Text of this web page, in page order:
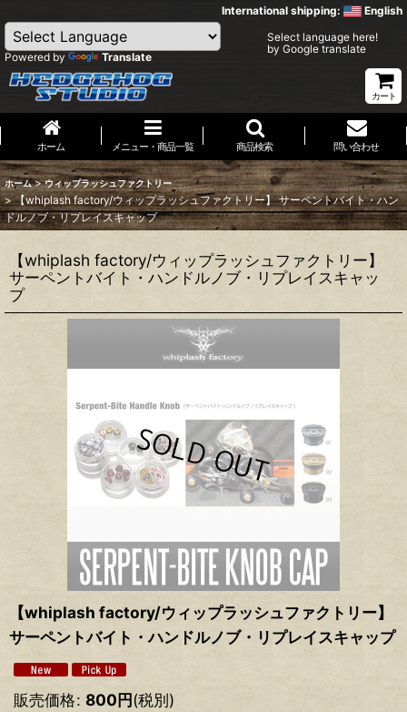
International shipping: English
Powered by Translate
Select language here!
by Google translate
カート
ホーム メニュー・商品一覧 商品検索 問い合わせ
ホーム > ウィップラッシュファクトリー
> 【whiplash factory/ウィップラッシュファクトリー】 サーペントバイト・ハン
ドルノブ・リプレイスキャップ
【whiplash factory/ウィップラッシュファクトリー】
サーペントバイト・ハンドルノブ・リプレイスキャッ
プ
【whiplash factory/ウィップラッシュファクトリー】
サーペントバイト・ハンドルノブ・リプレイスキャップ
販売価格: 800円(税別)